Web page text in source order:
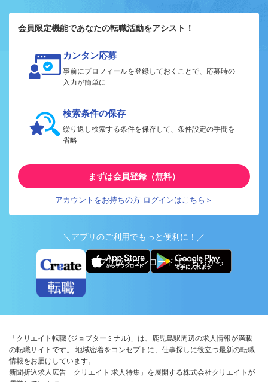
会員限定機能であなたの転職活動をアシスト！
カンタン応募
事前にプロフィールを登録しておくことで、応募時の
入力が簡単に
検索条件の保存
繰り返し検索する条件を保存して、条件設定の手間を
省略
まずは会員登録（無料）
アカウントをお持ちの方 ログインはこちら＞
＼アプリのご利用でもっと便利に！／
アプリ版ダウンロードはこちらから
「クリエイト転職 (ジョブターミナル)」は、鹿児島駅周辺の求人情報が満載
の転職サイトです。 地域密着をコンセプトに、仕事探しに役立つ最新の転職
情報をお届けしています。
新聞折込求人広告「クリエイト 求人特集」を展開する株式会社クリエイトが